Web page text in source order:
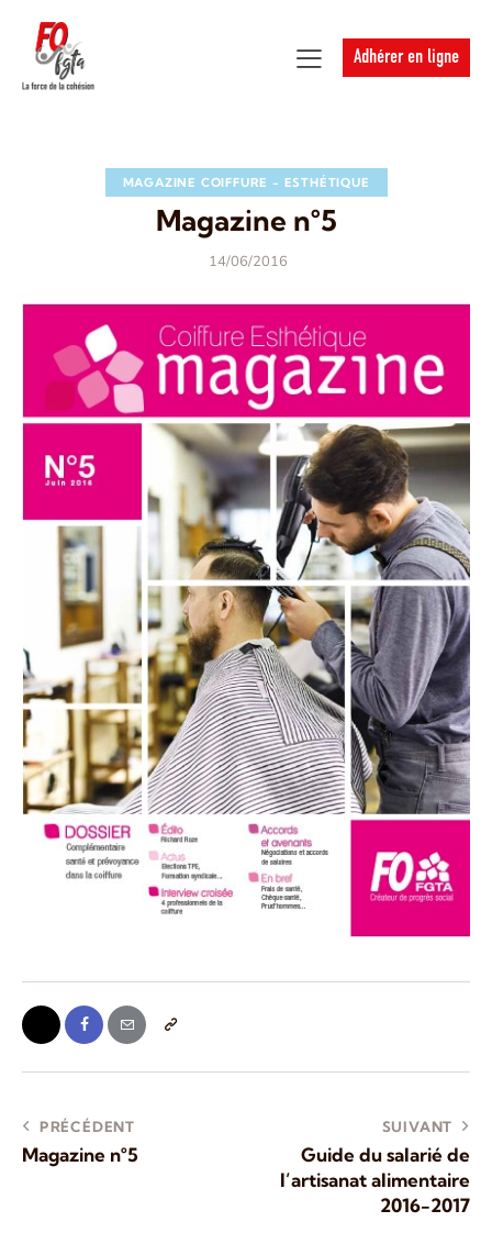
Adhérer en ligne
MAGAZINE COIFFURE - ESTHÉTIQUE
Magazine n°5
14/06/2016
PRÉCÉDENT
Magazine n°5
SUIVANT
Guide du salarié de
l’artisanat alimentaire
2016-2017